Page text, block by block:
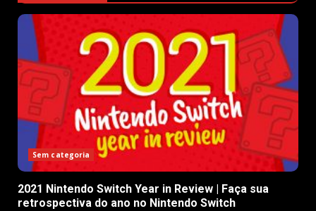
Sem categoria
2021 Nintendo Switch Year in Review | Faça sua
retrospectiva do ano no Nintendo Switch